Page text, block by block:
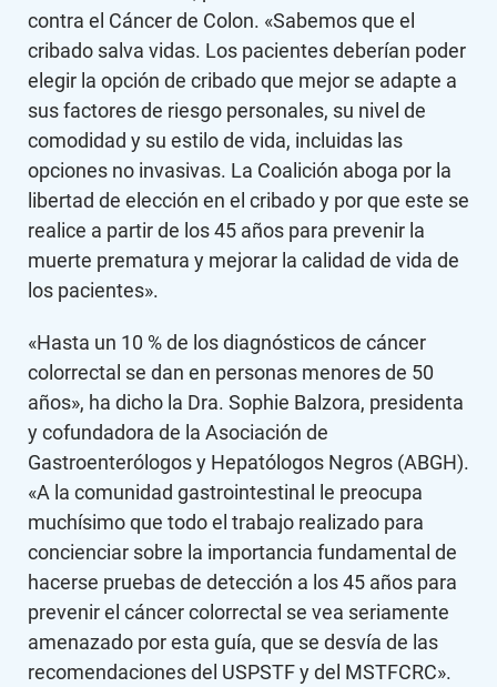
contra el Cáncer de Colon. «Sabemos que el
cribado salva vidas. Los pacientes deberían poder
elegir la opción de cribado que mejor se adapte a
sus factores de riesgo personales, su nivel de
comodidad y su estilo de vida, incluidas las
opciones no invasivas. La Coalición aboga por la
libertad de elección en el cribado y por que este se
realice a partir de los 45 años para prevenir la
muerte prematura y mejorar la calidad de vida de
los pacientes».
«Hasta un 10 % de los diagnósticos de cáncer
colorrectal se dan en personas menores de 50
años», ha dicho la Dra. Sophie Balzora, presidenta
y cofundadora de la Asociación de
Gastroenterólogos y Hepatólogos Negros (ABGH).
«A la comunidad gastrointestinal le preocupa
muchísimo que todo el trabajo realizado para
concienciar sobre la importancia fundamental de
hacerse pruebas de detección a los 45 años para
prevenir el cáncer colorrectal se vea seriamente
amenazado por esta guía, que se desvía de las
recomendaciones del USPSTF y del MSTFCRC».